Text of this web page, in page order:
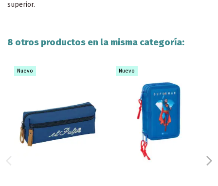
superior.
8 otros productos en la misma categoría:
Nuevo Nuevo